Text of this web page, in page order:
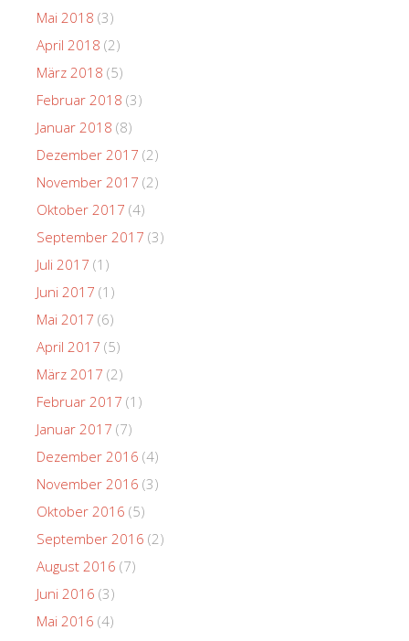
Mai 2018 (3)
April 2018 (2)
März 2018 (5)
Februar 2018 (3)
Januar 2018 (8)
Dezember 2017 (2)
November 2017 (2)
Oktober 2017 (4)
September 2017 (3)
Juli 2017 (1)
Juni 2017 (1)
Mai 2017 (6)
April 2017 (5)
März 2017 (2)
Februar 2017 (1)
Januar 2017 (7)
Dezember 2016 (4)
November 2016 (3)
Oktober 2016 (5)
September 2016 (2)
August 2016 (7)
Juni 2016 (3)
Mai 2016 (4)